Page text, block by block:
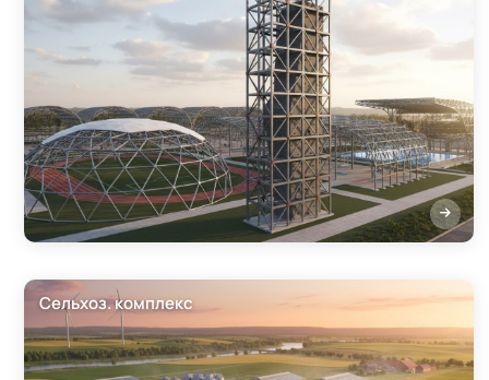
Сельхоз. комплекс